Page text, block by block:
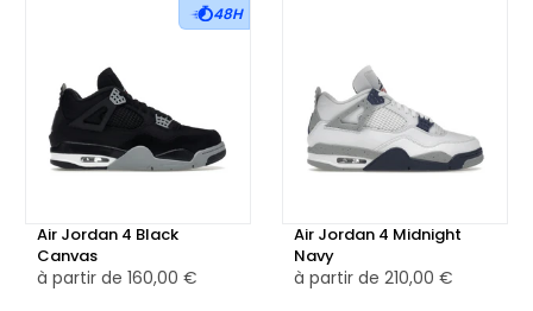
48H
Air Jordan 4 Black
Canvas
à partir de 160,00 €
Air Jordan 4 Midnight
Navy
à partir de 210,00 €